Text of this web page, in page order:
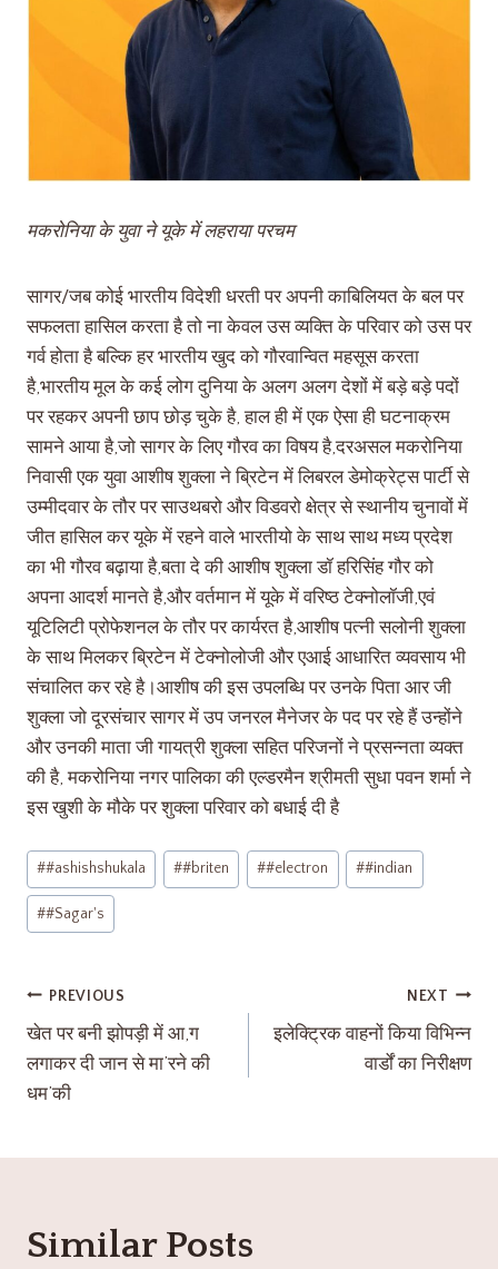
मकरोनिया के युवा ने यूके में लहराया परचम
सागर/जब कोई भारतीय विदेशी धरती पर अपनी काबिलियत के बल पर
सफलता हासिल करता है तो ना केवल उस व्यक्ति के परिवार को उस पर
गर्व होता है बल्कि हर भारतीय खुद को गौरवान्वित महसूस करता
है,भारतीय मूल के कई लोग दुनिया के अलग अलग देशों में बड़े बड़े पदों
पर रहकर अपनी छाप छोड़ चुके है, हाल ही में एक ऐसा ही घटनाक्रम
सामने आया है,जो सागर के लिए गौरव का विषय है,दरअसल मकरोनिया
निवासी एक युवा आशीष शुक्ला ने ब्रिटेन में लिबरल डेमोक्रेट्स पार्टी से
उम्मीदवार के तौर पर साउथबरो और विडवरो क्षेत्र से स्थानीय चुनावों में
जीत हासिल कर यूके में रहने वाले भारतीयो के साथ साथ मध्य प्रदेश
का भी गौरव बढ़ाया है,बता दे की आशीष शुक्ला डॉ हरिसिंह गौर को
अपना आदर्श मानते है,और वर्तमान में यूके में वरिष्ठ टेक्नोलॉजी,एवं
यूटिलिटी प्रोफेशनल के तौर पर कार्यरत है,आशीष पत्नी सलोनी शुक्ला
के साथ मिलकर ब्रिटेन में टेक्नोलोजी और एआई आधारित व्यवसाय भी
संचालित कर रहे है।आशीष की इस उपलब्धि पर उनके पिता आर जी
शुक्ला जो दूरसंचार सागर में उप जनरल मैनेजर के पद पर रहे हैं उन्होंने
और उनकी माता जी गायत्री शुक्ला सहित परिजनों ने प्रसन्नता व्यक्त
की है, मकरोनिया नगर पालिका की एल्डरमैन श्रीमती सुधा पवन शर्मा ने
इस खुशी के मौके पर शुक्ला परिवार को बधाई दी है
##ashishshukala ##briten ##electron ##indian
##Sagar's
PREVIOUS
खेत पर बनी झोपड़ी में आ,ग
लगाकर दी जान से मा’रने की
धम’की
NEXT
इलेक्ट्रिक वाहनों किया विभिन्न
वार्डों का निरीक्षण
Similar Posts